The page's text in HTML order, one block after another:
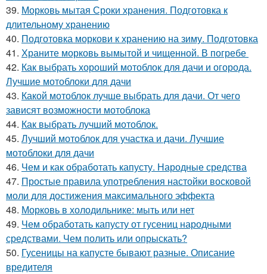
39. Морковь мытая Сроки хранения. Подготовка к
длительному хранению
40. Подготовка моркови к хранению на зиму. Подготовка
41. Храните морковь вымытой и чищенной. В погребе
42. Как выбрать хороший мотоблок для дачи и огорода.
Лучшие мотоблоки для дачи
43. Какой мотоблок лучше выбрать для дачи. От чего
зависят возможности мотоблока
44. Как выбрать лучший мотоблок.
45. Лучший мотоблок для участка и дачи. Лучшие
мотоблоки для дачи
46. Чем и как обработать капусту. Народные средства
47. Простые правила употребления настойки восковой
моли для достижения максимального эффекта
48. Морковь в холодильнике: мыть или нет
49. Чем обработать капусту от гусениц народными
средствами. Чем полить или опрыскать?
50. Гусеницы на капусте бывают разные. Описание
вредителя